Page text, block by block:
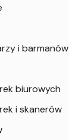
i barmanów
biurowych
i skanerów